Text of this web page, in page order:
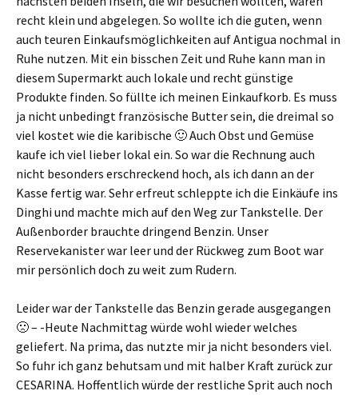
recht klein und abgelegen. So wollte ich die guten, wenn
auch teuren Einkaufsmöglichkeiten auf Antigua nochmal in
Ruhe nutzen. Mit ein bisschen Zeit und Ruhe kann man in
diesem Supermarkt auch lokale und recht günstige
Produkte finden. So füllte ich meinen Einkaufkorb. Es muss
ja nicht unbedingt französische Butter sein, die dreimal so
viel kostet wie die karibische 🙂 Auch Obst und Gemüse
kaufe ich viel lieber lokal ein. So war die Rechnung auch
nicht besonders erschreckend hoch, als ich dann an der
Kasse fertig war. Sehr erfreut schleppte ich die Einkäufe ins
Dinghi und machte mich auf den Weg zur Tankstelle. Der
Außenborder brauchte dringend Benzin. Unser
Reservekanister war leer und der Rückweg zum Boot war
mir persönlich doch zu weit zum Rudern.
Leider war der Tankstelle das Benzin gerade ausgegangen
🙁 – -Heute Nachmittag würde wohl wieder welches
geliefert. Na prima, das nutzte mir ja nicht besonders viel.
So fuhr ich ganz behutsam und mit halber Kraft zurück zur
CESARINA. Hoffentlich würde der restliche Sprit auch noch